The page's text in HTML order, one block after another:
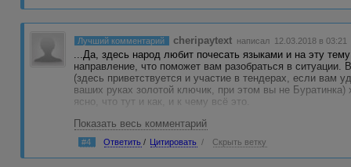
Лучший комментарий cheripaytext написал 12.03.2018 в 03:21
...Да, здесь народ любит почесать языками и на эту
направление, что поможет вам разобраться в
(здесь приветствуется и участие в тендерах, если вам
ваших руках золотой ключик, при этом вы не Буратинка)
ясно, что тут и как, и к чему всё это.
Далее, следует определиться с основными темами, по
конечно же - грамотность абсолютная, и чтобы тексты
не менее 90 %, пользуйтесь онлайн-проверкой). Иначе
довольно жёсткие.
Показать весь комментарий
#4 Ответить / Цитировать / Скрыть ветку